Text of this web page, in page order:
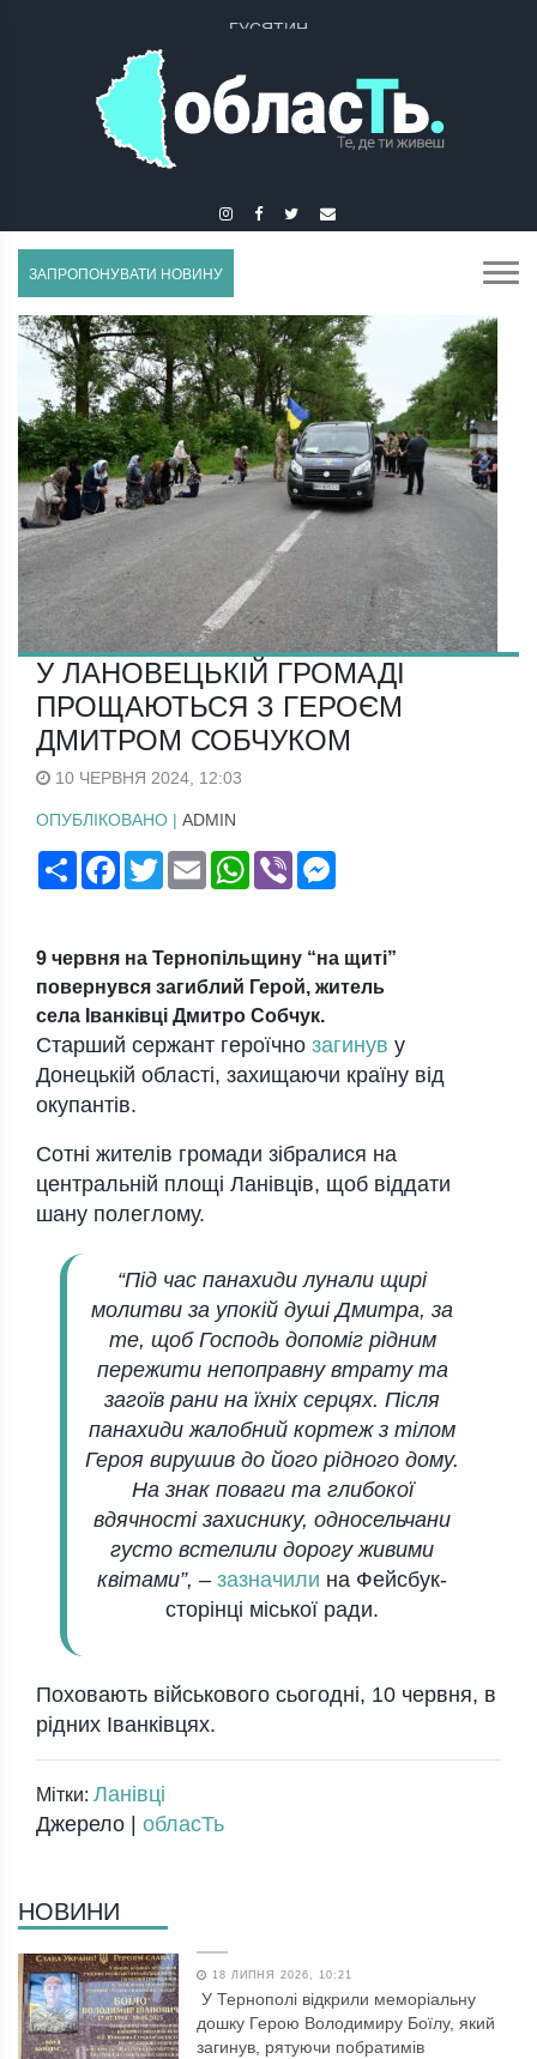
ЗАПРОПОНУВАТИ НОВИНУ
У ЛАНОВЕЦЬКІЙ ГРОМАДІ
ПРОЩАЮТЬСЯ З ГЕРОЄМ
ДМИТРОМ СОБЧУКОМ
10 ЧЕРВНЯ 2024, 12:03
ОПУБЛІКОВАНО | ADMIN
ПоширитиFacebook
TwitterEmail WhatsApp
Viber
9 червня на Тернопільщину “на щиті”
повернувся загиблий Герой, житель
села Іванківці Дмитро Собчук.
Старший сержант героїчно загинув у
Донецькій області, захищаючи країну від
окупантів.
Сотні жителів громади зібралися на
центральній площі Ланівців, щоб віддати
шану полеглому.
“Під час панахиди лунали щирі
молитви за упокій душі Дмитра, за
те, щоб Господь допоміг рідним
пережити непоправну втрату та
загоїв рани на їхніх серцях. Після
панахиди жалобний кортеж з тілом
Героя вирушив до його рідного дому.
На знак поваги та глибокої
вдячності захиснику, односельчани
густо встелили дорогу живими
квітами”, – зазначили на Фейсбук-
сторінці міської ради.
Поховають військового сьогодні, 10 червня, в
рідних Іванківцях.
Мітки: Ланівці
Джерело | обласТь
НОВИНИ
18 ЛИПНЯ 2026, 10:21
У Тернополі відкрили меморіальну
дошку Герою Володимиру Боїлу, який
загинув, рятуючи побратимів